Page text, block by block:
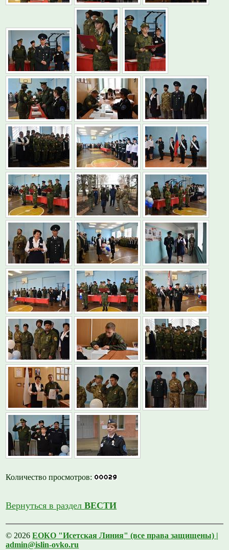
Количество просмотров:
Вернуться в разделВЕСТИ
© 2026ЕОКО "Исетская Линия" (все права защищены) |
admin@islin-ovko.ru